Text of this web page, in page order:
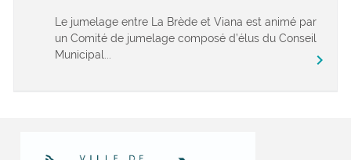
Le jumelage entre La Brède et Viana est animé par
un Comité de jumelage composé d’élus du Conseil
Municipal...
chevron_right